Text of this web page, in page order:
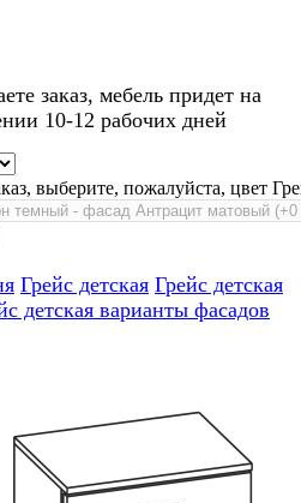
заказ, мебель придет на
10-12 рабочих дней
выберите, пожалуйста, цвет
Грейс детская Грейс детская
детская варианты фасадов